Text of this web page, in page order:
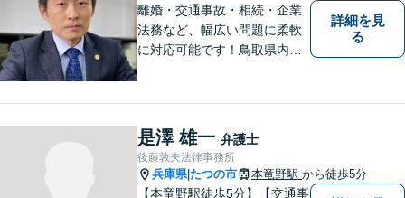
離婚・交通事故・相続・企業
法務など、幅広い問題に柔軟
に対応可能です！鳥取県内の
をしてもいいのか」と迷われ
ている方も、お気軽にご相談
ください！【駐車場有】
詳細を見
る
是澤 雄一 弁護士
後藤敦夫法律事務所
兵庫県|たつの市 本竜野駅 から徒歩5分
【本竜野駅徒歩5分】【交通事